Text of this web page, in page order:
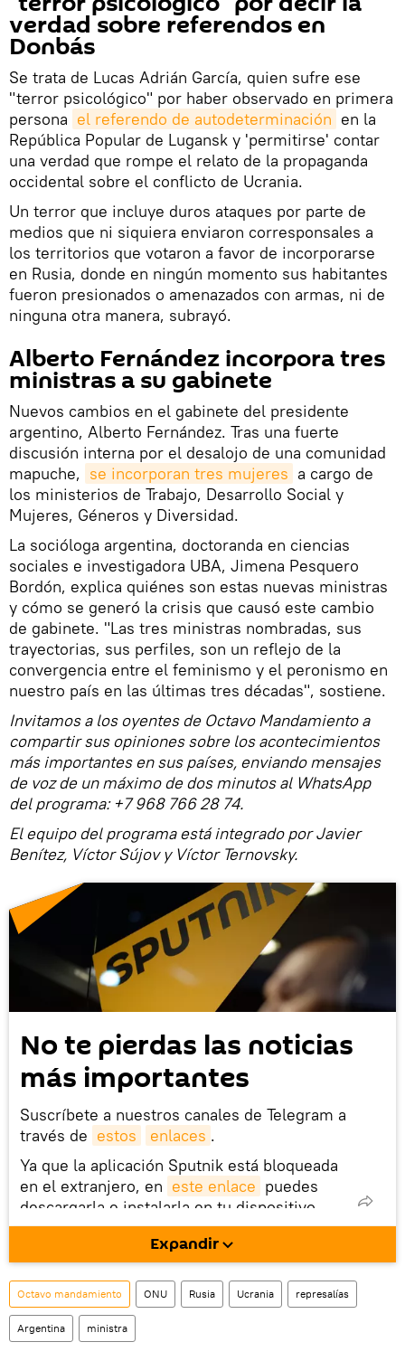
verdad sobre referendos en
Donbás
Se trata de Lucas Adrián García, quien sufre ese
"terror psicológico" por haber observado en primera
persona el referendo de autodeterminación en la
República Popular de Lugansk y 'permitirse' contar
una verdad que rompe el relato de la propaganda
occidental sobre el conflicto de Ucrania.
Un terror que incluye duros ataques por parte de
medios que ni siquiera enviaron corresponsales a
los territorios que votaron a favor de incorporarse
en Rusia, donde en ningún momento sus habitantes
fueron presionados o amenazados con armas, ni de
ninguna otra manera, subrayó.
Alberto Fernández incorpora tres
ministras a su gabinete
Nuevos cambios en el gabinete del presidente
argentino, Alberto Fernández. Tras una fuerte
discusión interna por el desalojo de una comunidad
mapuche, se incorporan tres mujeres a cargo de
los ministerios de Trabajo, Desarrollo Social y
Mujeres, Géneros y Diversidad.
La socióloga argentina, doctoranda en ciencias
sociales e investigadora UBA, Jimena Pesquero
Bordón, explica quiénes son estas nuevas ministras
y cómo se generó la crisis que causó este cambio
de gabinete. "Las tres ministras nombradas, sus
trayectorias, sus perfiles, son un reflejo de la
convergencia entre el feminismo y el peronismo en
nuestro país en las últimas tres décadas", sostiene.
Invitamos a los oyentes de Octavo Mandamiento a
compartir sus opiniones sobre los acontecimientos
más importantes en sus países, enviando mensajes
de voz de un máximo de dos minutos al WhatsApp
del programa: +7 968 766 28 74.
El equipo del programa está integrado por Javier
Benítez, Víctor Sújov y Víctor Ternovsky.
No te pierdas las noticias
más importantes
Suscríbete a nuestros canales de Telegram a
través de estos enlaces .
Ya que la aplicación Sputnik está bloqueada
en el extranjero, en este enlace puedes
descargarla e instalarla en tu dispositivo
móvil (¡solo para Android!).
También tenemos una cuenta en la red
social rusa VK .
Expandir
Octavo mandamiento ONU Rusia Ucrania represalías
Argentina ministra